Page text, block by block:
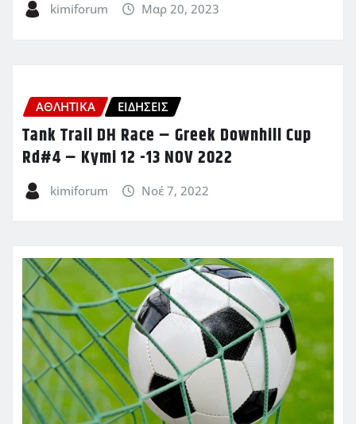
kimiforum Μαρ 20, 2023
ΑΘΛΗΤΙΚΑ ΕΙΔΗΣΕΙΣ
Tank Trail DH Race – Greek Downhill Cup
Rd#4 – Kymi 12 -13 NOV 2022
kimiforum Νοέ 7, 2022